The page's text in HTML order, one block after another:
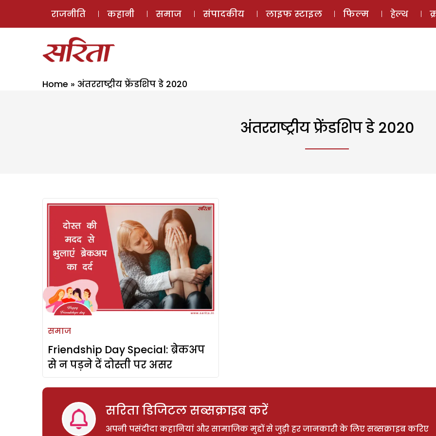
ई-मैगज़ीन
राजनीति कहानी समाज संपादकीय लाइफ स्टाइल फिल्म हेल्थ
Home » अंतरराष्ट्रीय फ्रेंडशिप डे 2020
अंतरराष्ट्रीय फ्रेंडशिप डे 2020
समाज
Friendship Day Special: ब्रेकअप
से न पड़ने दें दोस्ती पर असर
सरिता डिजिटल सब्सक्राइब करें
अपनी पसंदीदा कहानियां और सामाजिक मुद्दों से जुड़ी हर जानकारी के लिए सब्सक्राइब करिए